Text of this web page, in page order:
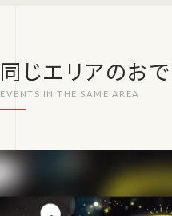
同じエリアのお